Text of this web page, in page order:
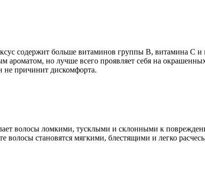
содержит больше витаминов группы B, витамина C и
ароматом, но лучше всего проявляет себя на
не причинит дискомфорта.
волосы ломкими, тусклыми и склонными к
волосы становятся мягкими, блестящими и легко